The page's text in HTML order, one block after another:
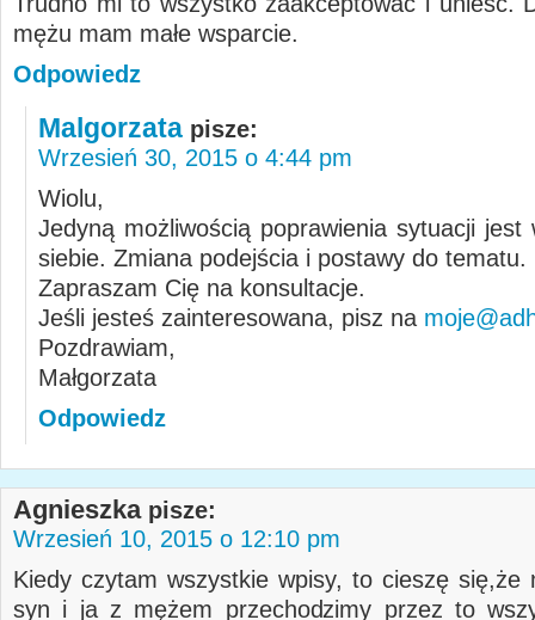
mężu mam małe wsparcie.
Odpowiedz
Malgorzata pisze:
Wrzesień 30, 2015 o 4:44 pm
Wiolu,
Jedyną możliwością poprawienia sytuacji jest
siebie. Zmiana podejścia i postawy do tematu.
Zapraszam Cię na konsultacje.
Jeśli jesteś zainteresowana, pisz na
Pozdrawiam,
Małgorzata
Odpowiedz
Agnieszka pisze:
Wrzesień 10, 2015 o 12:10 pm
Kiedy czytam wszystkie wpisy, to cieszę się,że
syn i ja z mężem przechodzimy przez to